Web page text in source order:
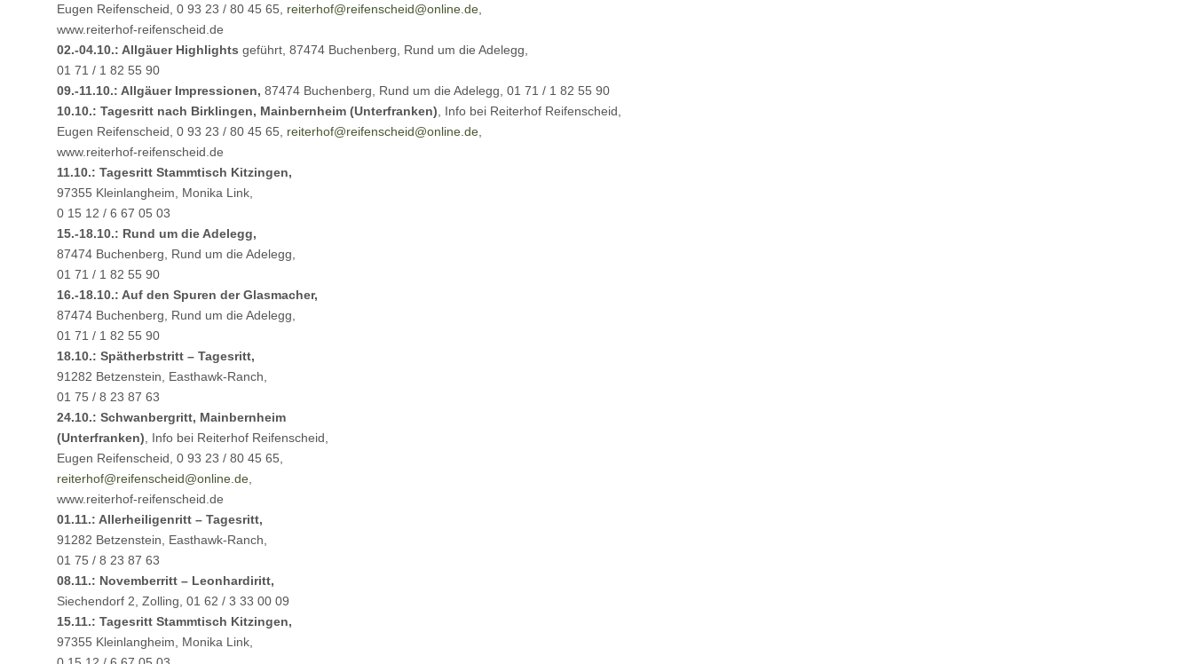
Eugen Reifenscheid, 0 93 23 / 80 45 65, reiterhof@reifenscheid@online.de
www.reiterhof-reifenscheid.de
02.-04.10.: Allgäuer Highlights geführt, 87474 Buchenberg, Rund um die Adelegg,
01 71 / 1 82 55 90
09.-11.10.: Allgäuer Impressionen, 87474 Buchenberg, Rund um die Adelegg, 01 71 / 1 82 55 90
10.10.: Tagesritt nach Birklingen, Mainbernheim (Unterfranken) , Info bei Reiterhof Reifenscheid,
Eugen Reifenscheid, 0 93 23 / 80 45 65, reiterhof@reifenscheid@online.de
www.reiterhof-reifenscheid.de
11.10.: Tagesritt Stammtisch Kitzingen,
97355 Kleinlangheim, Monika Link,
0 15 12 / 6 67 05 03
15.-18.10.: Rund um die Adelegg,
87474 Buchenberg, Rund um die Adelegg,
01 71 / 1 82 55 90
16.-18.10.: Auf den Spuren der Glasmacher,
87474 Buchenberg, Rund um die Adelegg,
01 71 / 1 82 55 90
18.10.: Spätherbstritt – Tagesritt,
91282 Betzenstein, Easthawk-Ranch,
01 75 / 8 23 87 63
24.10.: Schwanbergritt, Mainbernheim
(Unterfranken) , Info bei Reiterhof Reifenscheid,
Eugen Reifenscheid, 0 93 23 / 80 45 65,
reiterhof@reifenscheid@online.de
www.reiterhof-reifenscheid.de
01.11.: Allerheiligenritt – Tagesritt,
91282 Betzenstein, Easthawk-Ranch,
01 75 / 8 23 87 63
08.11.: Novemberritt – Leonhardiritt,
Siechendorf 2, Zolling, 01 62 / 3 33 00 09
15.11.: Tagesritt Stammtisch Kitzingen,
97355 Kleinlangheim, Monika Link,